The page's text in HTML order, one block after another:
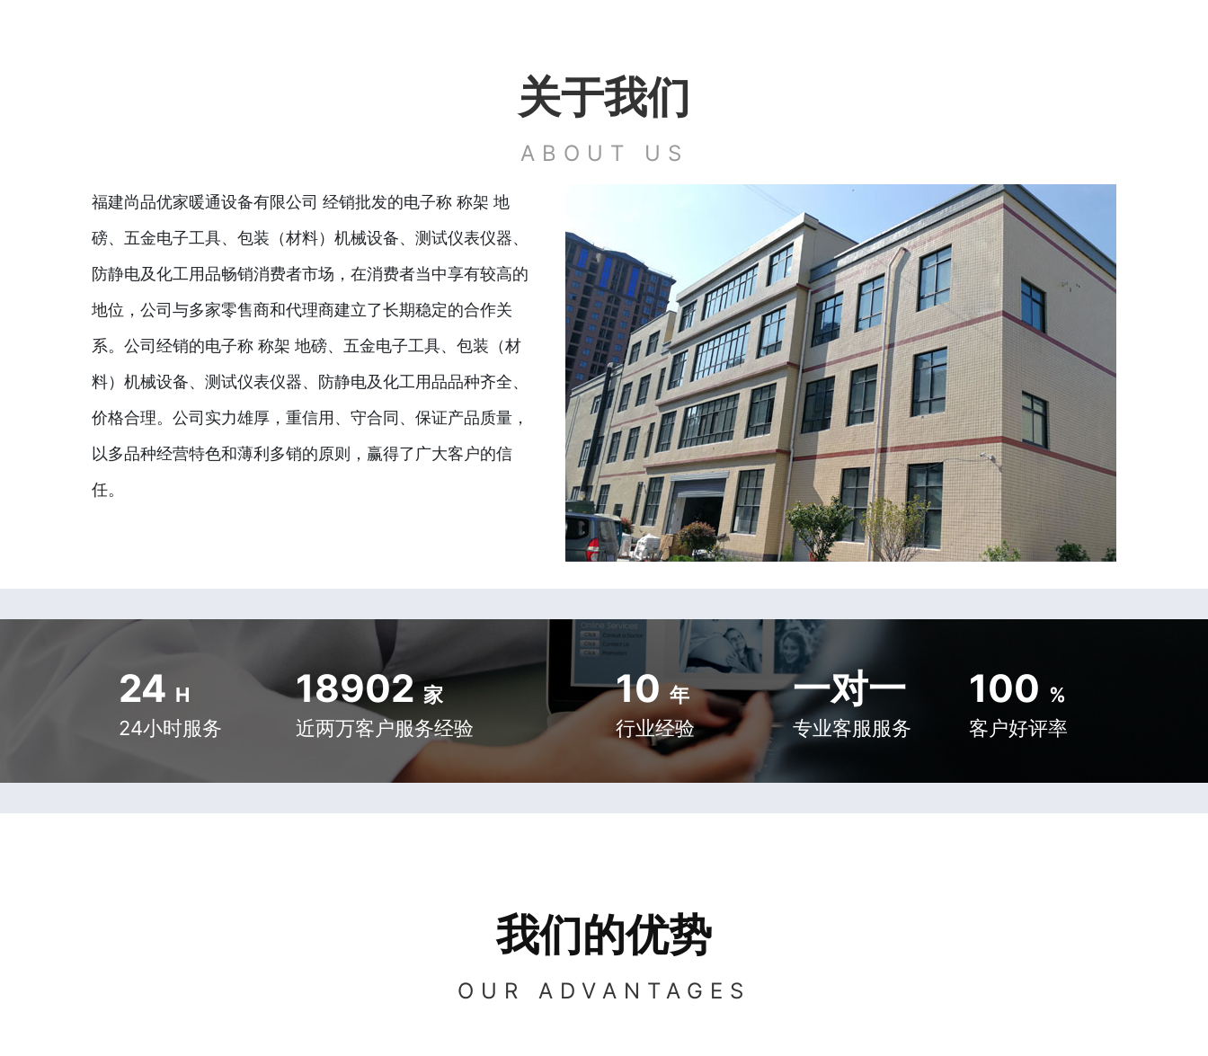
关于我们
ABOUT US
福建尚品优家暖通设备有限公司 经销批发的电子称 称架 地
磅、五金电子工具、包装（材料）机械设备、测试仪表仪器、
防静电及化工用品畅销消费者市场，在消费者当中享有较高的
地位，公司与多家零售商和代理商建立了长期稳定的合作关
系。公司经销的电子称 称架 地磅、五金电子工具、包装（材
料）机械设备、测试仪表仪器、防静电及化工用品品种齐全、
价格合理。公司实力雄厚，重信用、守合同、保证产品质量，
以多品种经营特色和薄利多销的原则，赢得了广大客户的信
任。
24 H
24小时服务
18902 家
近两万客户服务经验
10 年
行业经验
一对一
专业客服服务
100 %
客户好评率
我们的优势
OUR ADVANTAGES